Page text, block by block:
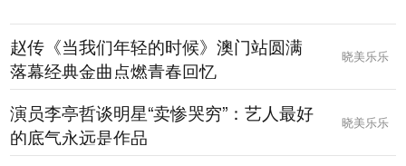
赵传《当我们年轻的时候》澳门站圆满
落幕经典金曲点燃青春回忆
晓美乐乐
演员李亭哲谈明星“卖惨哭穷”：艺人最好
的底气永远是作品
晓美乐乐